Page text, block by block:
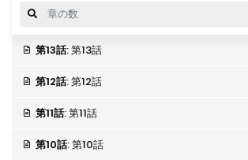
第13話: 第13話
第12話: 第12話
第11話: 第11話
第10話: 第10話